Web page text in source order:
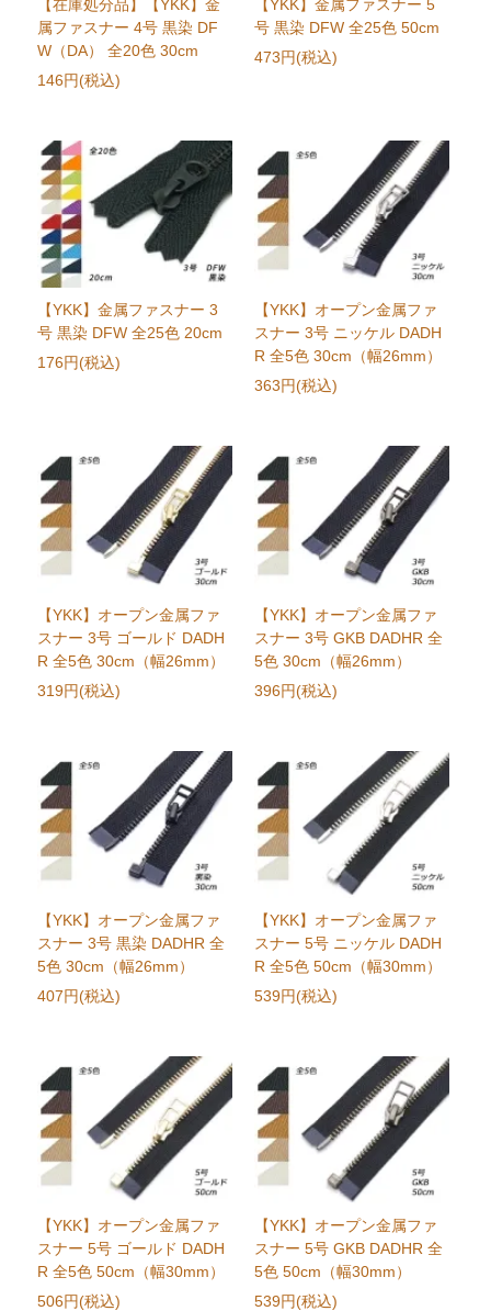
【在庫処分品】【YKK】金
属ファスナー 4号 黒染 DF
W（DA） 全20色 30cm
146円(税込)
【YKK】金属ファスナー 5
号 黒染 DFW 全25色 50cm
473円(税込)
【YKK】金属ファスナー 3
号 黒染 DFW 全25色 20cm
176円(税込)
【YKK】オープン金属ファ
スナー 3号 ニッケル DADH
R 全5色 30cm（幅26mm）
363円(税込)
【YKK】オープン金属ファ
スナー 3号 ゴールド DADH
R 全5色 30cm（幅26mm）
319円(税込)
【YKK】オープン金属ファ
スナー 3号 GKB DADHR 全
5色 30cm（幅26mm）
396円(税込)
【YKK】オープン金属ファ
スナー 3号 黒染 DADHR 全
5色 30cm（幅26mm）
407円(税込)
【YKK】オープン金属ファ
スナー 5号 ニッケル DADH
R 全5色 50cm（幅30mm）
539円(税込)
【YKK】オープン金属ファ
スナー 5号 ゴールド DADH
R 全5色 50cm（幅30mm）
506円(税込)
【YKK】オープン金属ファ
スナー 5号 GKB DADHR 全
5色 50cm（幅30mm）
539円(税込)